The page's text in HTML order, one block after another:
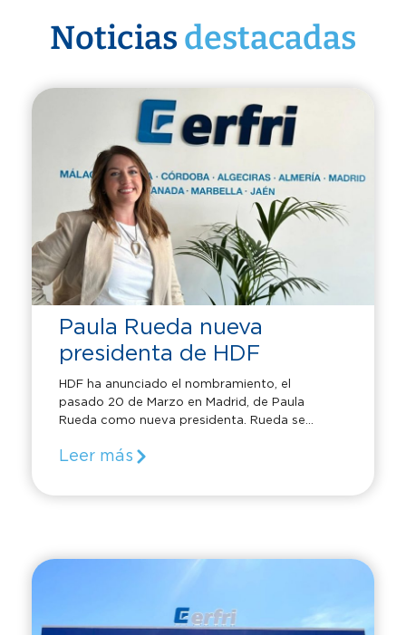
Noticias destacadas
Paula Rueda nueva
presidenta de HDF
HDF ha anunciado el nombramiento, el
pasado 20 de Marzo en Madrid, de Paula
Rueda como nueva presidenta. Rueda se...
Leer más